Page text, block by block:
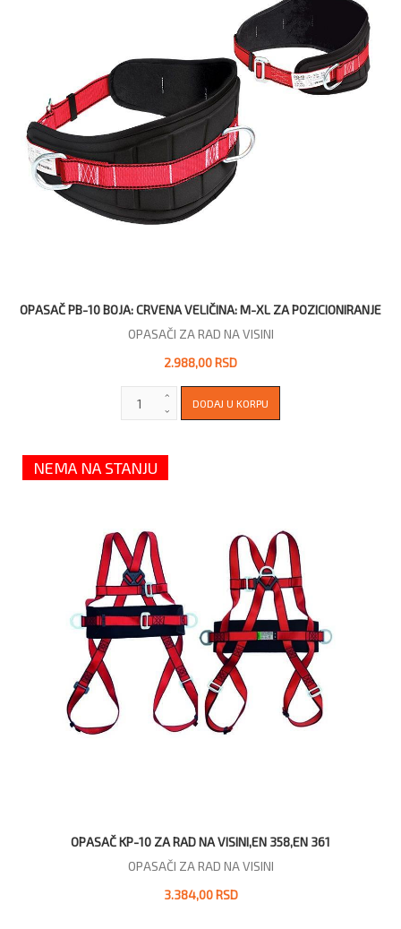
OPASAČ PB-10 BOJA: CRVENA VELIČINA: M-XL ZA POZICIONIRANJE
OPASAČI ZA RAD NA VISINI
2.988,00 RSD
NEMA NA STANJU
OPASAČ KP-10 ZA RAD NA VISINI,EN 358,EN 361
OPASAČI ZA RAD NA VISINI
3.384,00 RSD